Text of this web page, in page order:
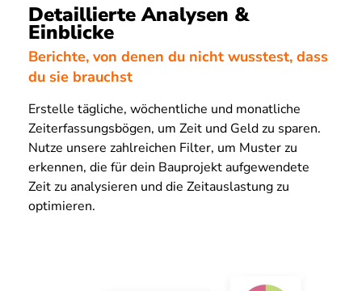
Detaillierte Analysen &
Einblicke
Berichte, von denen du nicht wusstest, dass
du sie brauchst
Erstelle tägliche, wöchentliche und monatliche
Zeiterfassungsbögen, um Zeit und Geld zu sparen.
Nutze unsere zahlreichen Filter, um Muster zu
erkennen, die für dein Bauprojekt aufgewendete
Zeit zu analysieren und die Zeitauslastung zu
optimieren.